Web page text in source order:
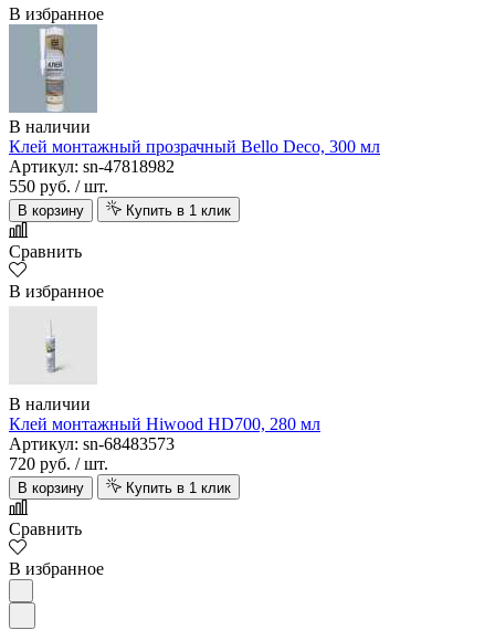
В избранное
В наличии
Клей монтажный прозрачный Bello Deco, 300 мл
Артикул: sn-47818982
550 руб. / шт.
В корзину Купить в 1 клик
Сравнить
В избранное
В наличии
Клей монтажный Hiwood HD700, 280 мл
Артикул: sn-68483573
720 руб. / шт.
В корзину Купить в 1 клик
Сравнить
В избранное